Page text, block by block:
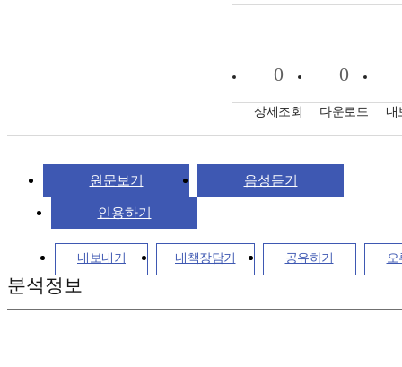
0
상세조회
0
다운로드 내
원문보기 음성듣기
인용하기
내보내기 내책장담기 공유하기 오
분석정보